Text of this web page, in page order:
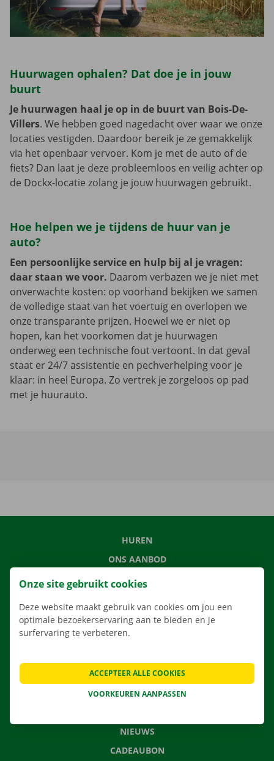
Huurwagen ophalen? Dat doe je in jouw
buurt
Je huurwagen haal je op in de buurt van Bois-De-
Villers. We hebben goed nagedacht over waar we onze
locaties vestigden. Daardoor bereik je ze gemakkelijk
via het openbaar vervoer. Kom je met de auto of de
fiets? Dan laat je deze probleemloos en veilig achter op
de Dockx-locatie zolang je jouw huurwagen gebruikt.
Hoe helpen we je tijdens de huur van je
auto?
Een persoonlijke service en hulp bij al je vragen:
daar staan we voor. Daarom verbazen we je niet met
onverwachte kosten: op voorhand bekijken we samen
de volledige staat van het voertuig en overlopen we
onze transparante prijzen. Hoewel we er niet op
hopen, kan het voorkomen dat je huurwagen
onderweg een technische fout vertoont. In dat geval
staat er 24/7 assistentie en pechverhelping voor je
klaar: in heel Europa. Zo vertrek je zorgeloos op pad
met je huurauto.
HUREN
ONS AANBOD
ONZE DIENSTEN
APP
VERHUISOPLOSSINGEN
CONTACTEER ONS
NIEUWS
CADEAUBON
Onze site gebruikt cookies
Deze website maakt gebruik van cookies om jou een
optimale bezoekerservaring aan te bieden en je
surfervaring te verbeteren.
VOORKEUREN AANPASSEN
ACCEPTEER ALLE COOKIES